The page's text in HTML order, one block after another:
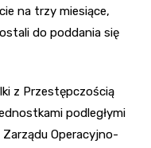
na trzy miesiące,
do poddania się
z Przestępczością
podległymi
Operacyjno-